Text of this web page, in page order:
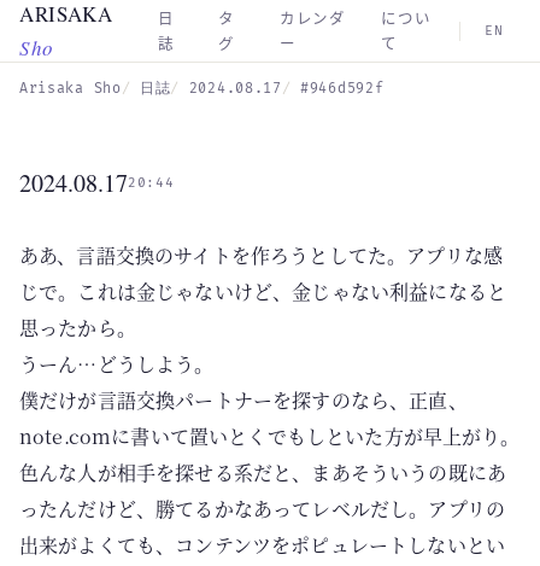
Skip to main content
ARISAKA
Sho
日
誌
タ
グ
カレンダ
ー
につい
て
EN
Arisaka Sho 日誌 2024.08.17 #946d592f
2024.08.1720:44
ああ、言語交換のサイトを作ろうとしてた。アプリな感
じで。これは金じゃないけど、金じゃない利益になると
思ったから。
うーん…どうしよう。
僕だけが言語交換パートナーを探すのなら、正直、
note.comに書いて置いとくでもしといた方が早上がり。
色んな人が相手を探せる系だと、まあそういうの既にあ
ったんだけど、勝てるかなあってレベルだし。アプリの
出来がよくても、コンテンツをポピュレートしないとい